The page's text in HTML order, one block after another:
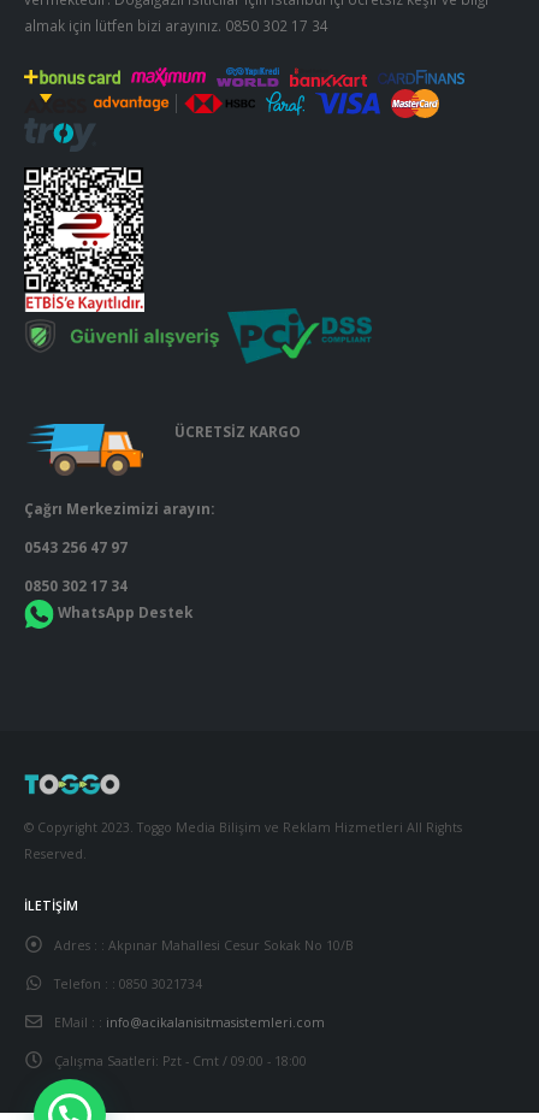
almak için lütfen bizi arayınız. 0850 302 17 34
ÜCRETSİZ KARGO
Çağrı Merkezimizi arayın:
0543 256 47 97
0850 302 17 34
WhatsApp Destek
© Copyright 2023. Toggo Media Bilişim ve Reklam Hizmetleri All Rights
Reserved.
İLETIŞIM
Adres : : Akpınar Mahallesi Cesur Sokak No 10/B
Telefon : : 0850 3021734
EMail : : info@acikalanisitmasistemleri.com
Çalışma Saatleri: Pzt - Cmt / 09:00 - 18:00